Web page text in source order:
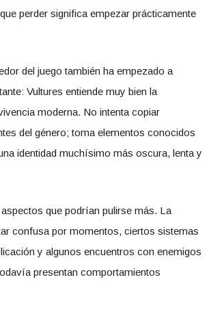
perder significa empezar prácticamente
del juego también ha empezado a
Vultures entiende muy bien la
moderna. No intenta copiar
del género; toma elementos conocidos
identidad muchísimo más oscura, lenta y
que podrían pulirse más. La
confusa por momentos, ciertos sistemas
y algunos encuentros con enemigos
presentan comportamientos